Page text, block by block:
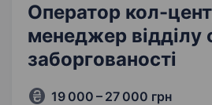
Оператор кол-
менеджер відділу
заборгованості
19 000 – 27 000 грн